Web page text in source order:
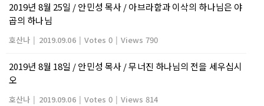
2019년 8월 25일 / 안민성 목사 / 아브라함과 이삭의 하나님은 야
곱의 하나님
호산나 | 2019.09.06 | Votes 0 | Views 790
2019년 8월 18일 / 안민성 목사 / 무너진 하나님의 전을 세우십시
오
호산나 | 2019.09.06 | Votes 0 | Views 814